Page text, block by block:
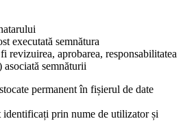
executată semnătura
revizuirea, aprobarea, responsabilitatea
asociată semnăturii
permanent în fișierul de date
prin nume de utilizator și